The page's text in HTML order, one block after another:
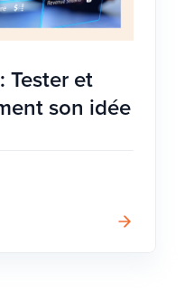
Tester et
son idée